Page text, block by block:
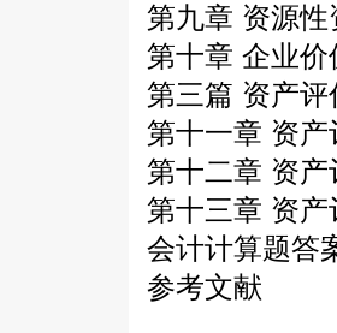
第九章 资源性
第十章 企业
第三篇 资产
第十一章 资产
第十二章 资
第十三章 资
会计计算题答
参考文献